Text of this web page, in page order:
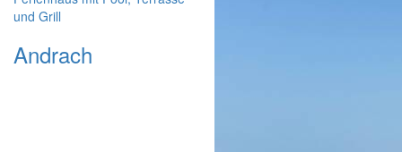
und Grill
Andrach